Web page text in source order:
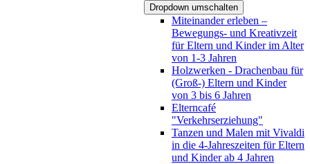
Dropdown umschalten
Miteinander erleben –
Bewegungs- und Kreativzeit
für Eltern und Kinder im Alter
von 1-3 Jahren
Holzwerken - Drachenbau für
(Groß-) Eltern und Kinder
von 3 bis 6 Jahren
Elterncafé
"Verkehrserziehung"
Tanzen und Malen mit Vivaldi
in die 4-Jahreszeiten für Eltern
und Kinder ab 4 Jahren